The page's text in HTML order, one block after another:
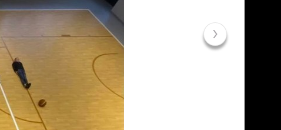
›